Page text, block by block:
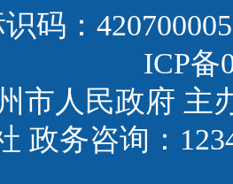
码：
ICP备
市人民政府 主
政务咨询：